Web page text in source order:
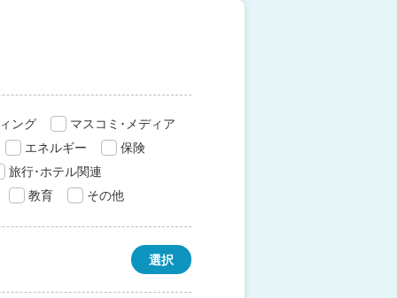
ング
マスコミ･メディア
エネルギー
保険
旅行･ホテル関連
教育
その他
選択